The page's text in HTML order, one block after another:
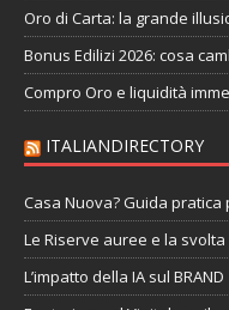
Oro di Carta: la grande
Bonus Edilizi 2026: cosa
Compro Oro e liquidità
ITALIANDIRECTORY
Casa Nuova? Guida
Le Riserve auree e la svolta
L’impatto della IA sul BRAND